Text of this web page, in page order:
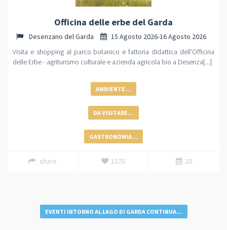
Officina delle erbe del Garda
Desenzano del Garda
15 Agosto 2026-16 Agosto 2026
Visita e shopping al parco botanico e fattoria didattica dell’Officina
delle Erbe - agriturismo culturale e azienda agricola bio a Desenza[...]
AMBIENTE...
DA VISITARE...
GASTRONOMIA...
share 1270 20
EVENTI INTORNO AL LAGO DI GARDA CONTINUA...